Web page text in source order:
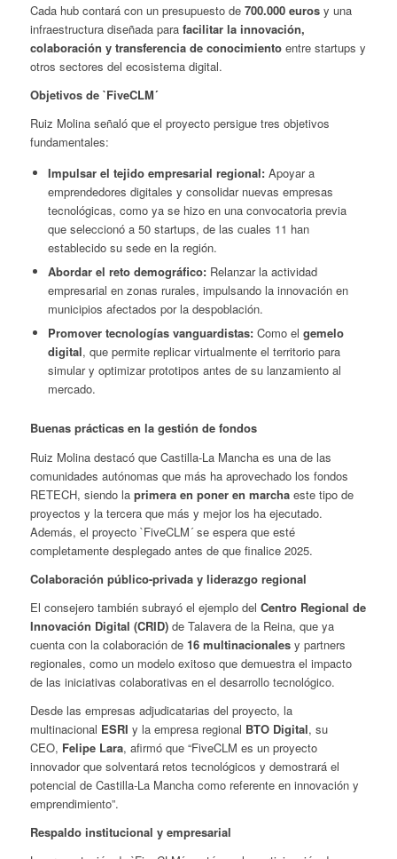
Cada hub contará con un presupuesto de 700.000 eurosy una
infraestructura diseñada para facilitar la innovación,
colaboración y transferencia de conocimientoentre startups y
otros sectores del ecosistema digital.
Objetivos de `FiveCLM´
Ruiz Molina señaló que el proyecto persigue tres objetivos
fundamentales:
Impulsar el tejido empresarial regional:Apoyar a
emprendedores digitales y consolidar nuevas empresas
tecnológicas, como ya se hizo en una convocatoria previa
que seleccionó a 50 startups, de las cuales 11 han
establecido su sede en la región.
Abordar el reto demográfico:Relanzar la actividad
empresarial en zonas rurales, impulsando la innovación en
municipios afectados por la despoblación.
Promover tecnologías vanguardistas:Como el gemelo
digital, que permite replicar virtualmente el territorio para
simular y optimizar prototipos antes de su lanzamiento al
mercado.
Buenas prácticas en la gestión de fondos
Ruiz Molina destacó que Castilla-La Mancha es una de las
comunidades autónomas que más ha aprovechado los fondos
RETECH, siendo la primera en poner en marchaeste tipo de
proyectos y la tercera que más y mejor los ha ejecutado.
Además, el proyecto `FiveCLM´ se espera que esté
completamente desplegado antes de que finalice 2025.
Colaboración público-privada y liderazgo regional
El consejero también subrayó el ejemplo del Centro Regional de
Innovación Digital (CRID)de Talavera de la Reina, que ya
cuenta con la colaboración de 16 multinacionalesy partners
regionales, como un modelo exitoso que demuestra el impacto
de las iniciativas colaborativas en el desarrollo tecnológico.
Desde las empresas adjudicatarias del proyecto, la
multinacional ESRI y la empresa regional BTO Digital, su
CEO, Felipe Lara, afirmó que “FiveCLM es un proyecto
innovador que solventará retos tecnológicos y demostrará el
potencial de Castilla-La Mancha como referente en innovación y
emprendimiento”.
Respaldo institucional y empresarial